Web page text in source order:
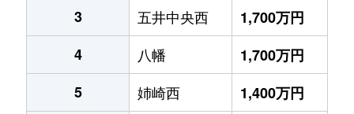
3
五井中央西
1,700万円
4
八幡
1,700万円
5
姉崎西
1,400万円